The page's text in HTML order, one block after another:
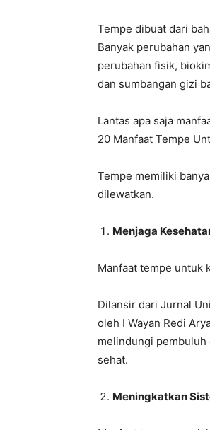
Tempe dibuat dari
Banyak perubahan
perubahan fisik,
dan sumbangan gizi
Lantas apa saja
20 Manfaat Tempe
Tempe memiliki
dilewatkan.
Menjaga
Manfaat tempe untuk
Dilansir dari Jurnal
oleh I Wayan Redi
melindungi pembuluh
sehat.
Meningkatkan